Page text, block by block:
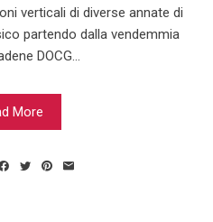
verticali di diverse annate di
partendo dalla vendemmia
DOCG...
More